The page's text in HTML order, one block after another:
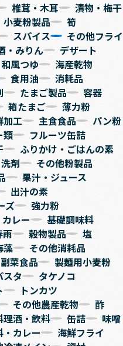
椎茸・木耳
漬物・梅干
小麦粉製品
筍
スパイス
その他フライ
・みりん
デザート
和風つゆ
海産乾物
食用油
消耗品
たまご製品
容器
箱たまご
薄力粉
加工 主食食品
パン粉
類
フルーツ缶詰
ふりかけ・ごはんの素
洗剤
その他粉製品
果汁・ジュース
出汁の素
ズ
強力粉
カレー
基礎調味料
雨 穀物製品
塩
藻
その他消耗品
副菜食品
製麺用小麦粉
スタ
タケノコ
トンカツ
その他農産乾物
酢
理酒・飲料 缶詰
味噌
・カレー
海鮮フライ